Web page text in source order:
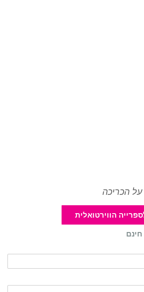
הכריכה
הווירטואלית